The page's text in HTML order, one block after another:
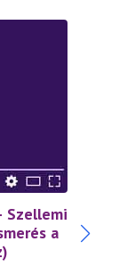
Szellemi
a